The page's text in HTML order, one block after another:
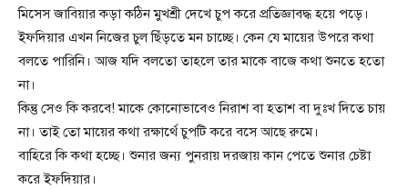
মিসেস জাবিয়ার কড়া কঠিন মুখশ্রী দেখে চুপ করে প্রতিজ্ঞাবদ্ধ হয়ে পড়ে।
ইফদিয়ার এখন নিজের চুল ছিঁড়তে মন চাচ্ছে। কেন যে মায়ের উপরে কথা
বলতে পারিনি। আজ যদি বলতো তাহলে তার মাকে বাজে কথা শুনতে হতো
না।
কিন্তু সেও কি করবে! মাকে কোনোভাবেও নিরাশ বা হতাশ বা দুঃখ দিতে চায়
না। তাই তো মায়ের কথা রক্ষার্থে চুপটি করে বসে আছে রুমে।
বাহিরে কি কথা হচ্ছে। শুনার জন্য পুনরায় দরজায় কান পেতে শুনার চেষ্টা
করে ইফদিয়ার।